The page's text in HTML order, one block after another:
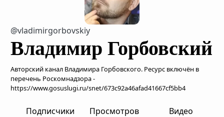
@vladimirgorbovskiy
Владимир Горбовский
Авторский канал Владимира Горбовского. Ресурс включён в
перечень Роскомнадзора -
https://www.gosuslugi.ru/snet/673c92a46afad41667cf5bb4
Подписчики Просмотров Видео